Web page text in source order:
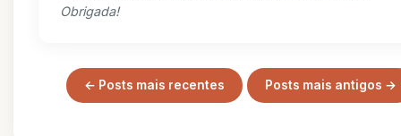
Obrigada!
← Posts mais recentes Posts mais antigos →